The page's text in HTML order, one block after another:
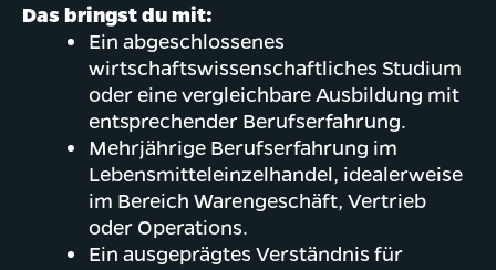
Das bringst du mit:
Ein abgeschlossenes
wirtschaftswissenschaftliches Studium
oder eine vergleichbare Ausbildung mit
entsprechender Berufserfahrung.
Mehrjährige Berufserfahrung im
Lebensmitteleinzelhandel, idealerweise
im Bereich Warengeschäft, Vertrieb
oder Operations.
Ein ausgeprägtes Verständnis für